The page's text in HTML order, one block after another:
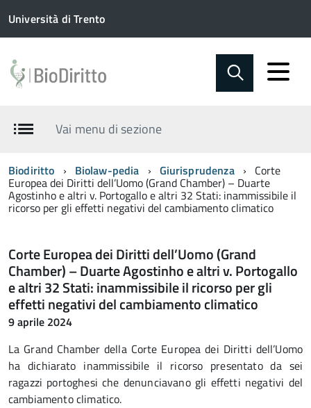
Università di Trento
Vai menu di sezione
Biodiritto Biolaw-pedia Giurisprudenza Corte
Europea dei Diritti dell’Uomo (Grand Chamber) – Duarte
Agostinho e altri v. Portogallo e altri 32 Stati: inammissibile il
ricorso per gli effetti negativi del cambiamento climatico
Corte Europea dei Diritti dell’Uomo (Grand
Chamber) – Duarte Agostinho e altri v. Portogallo
e altri 32 Stati: inammissibile il ricorso per gli
effetti negativi del cambiamento climatico
9 aprile 2024
La Grand Chamber della Corte Europea dei Diritti dell’Uomo
ha dichiarato inammissibile il ricorso presentato da sei
ragazzi portoghesi che denunciavano gli effetti negativi del
cambiamento climatico.